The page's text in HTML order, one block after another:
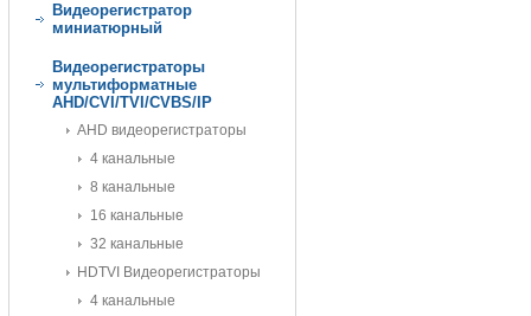
Видеорегистратор
миниатюрный
Видеорегистраторы
мультиформатные
AHD/CVI/TVI/CVBS/IP
AHD видеорегистраторы
4 канальные
8 канальные
16 канальные
32 канальные
HDTVI Видеорегистраторы
4 канальные